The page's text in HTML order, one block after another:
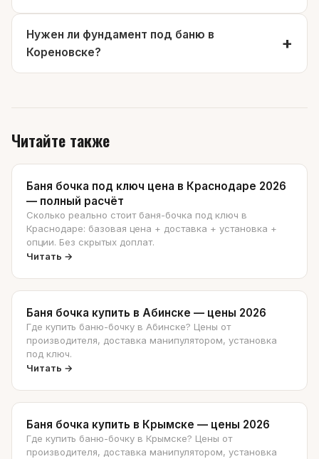
Нужен ли фундамент под баню в
Кореновске?
Читайте также
Баня бочка под ключ цена в Краснодаре 2026
— полный расчёт
Сколько реально стоит баня-бочка под ключ в
Краснодаре: базовая цена + доставка + установка +
опции. Без скрытых доплат.
Читать →
Баня бочка купить в Абинске — цены 2026
Где купить баню-бочку в Абинске? Цены от
производителя, доставка манипулятором, установка
под ключ.
Читать →
Баня бочка купить в Крымске — цены 2026
Где купить баню-бочку в Крымске? Цены от
производителя, доставка манипулятором, установка